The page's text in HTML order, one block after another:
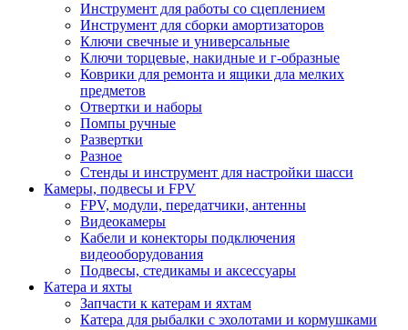
Инструмент для работы со сцеплением
Инструмент для сборки амортизаторов
Ключи свечные и универсальные
Ключи торцевые, накидные и г-образные
Коврики для ремонта и ящики дла мелких
предметов
Отвертки и наборы
Помпы ручные
Развертки
Разное
Стенды и инструмент для настройки шасси
Камеры, подвесы и FPV
FPV, модули, передатчики, антенны
Видеокамеры
Кабели и конекторы подключения
видеооборудования
Подвесы, стедикамы и аксессуары
Катера и яхты
Запчасти к катерам и яхтам
Катера для рыбалки с эхолотами и кормушками